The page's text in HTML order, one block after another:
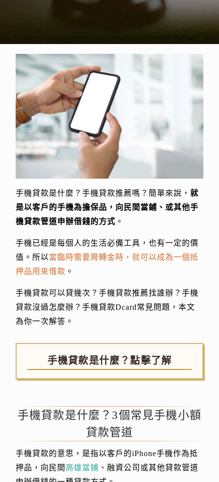
手機貸款是什麼？手機貸款推薦嗎？簡單來說，就
是以客戶的手機為擔保品，向民間當鋪、或其他手
機貸款管道申辦借錢的方式 。
手機已經是每個人的生活必備工具，也有一定的價
值。所以當臨時需要周轉金時，就可以成為一個抵
押品用來借款 。
手機貸款可以貸幾次？手機貸款推薦找誰辦？手機
貸款沒過怎麼辦？手機貸款Dcard常見問題，本文
為你一次解答。
手機貸款是什麼？點擊了解
手機貸款是什麼？3個常見手機小額
貸款管道
手機貸款的意思，是指以客戶的iPhone手機作為抵
押品，向民間 高雄當鋪 、融資公司或其他貸款管道